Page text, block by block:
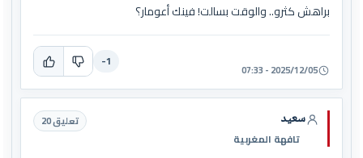
براهش كثرو.. والوقت بسالت! فينك أعومار؟
2025/12/05 - 07:33
-1
سعيد
تافهة المغربية
تعليق 20